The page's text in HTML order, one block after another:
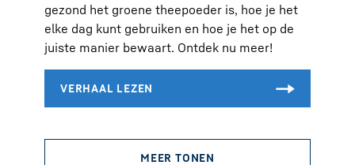
gezond het groene theepoeder is, hoe je het
elke dag kunt gebruiken en hoe je het op de
juiste manier bewaart. Ontdek nu meer!